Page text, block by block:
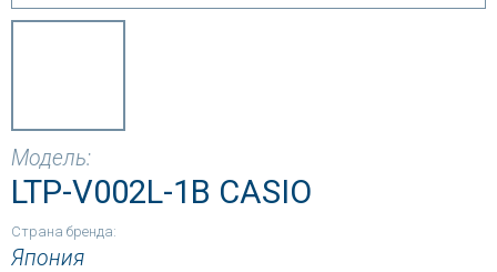
Модель:
LTP-V002L-1B CASIO
Страна бренда:
Япония